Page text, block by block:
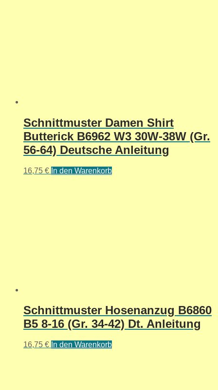
Schnittmuster Damen Shirt
Butterick B6962 W3 30W-38W (Gr.
56-64) Deutsche Anleitung
16,75 € In den Warenkorb
Schnittmuster Hosenanzug B6860
B5 8-16 (Gr. 34-42) Dt. Anleitung
16,75 € In den Warenkorb